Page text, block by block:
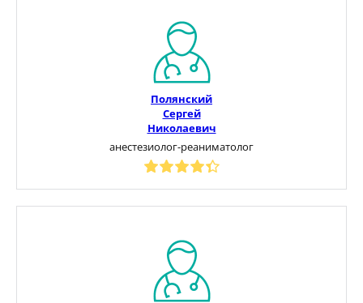
Полянский
Сергей
Николаевич
анестезиолог-реаниматолог